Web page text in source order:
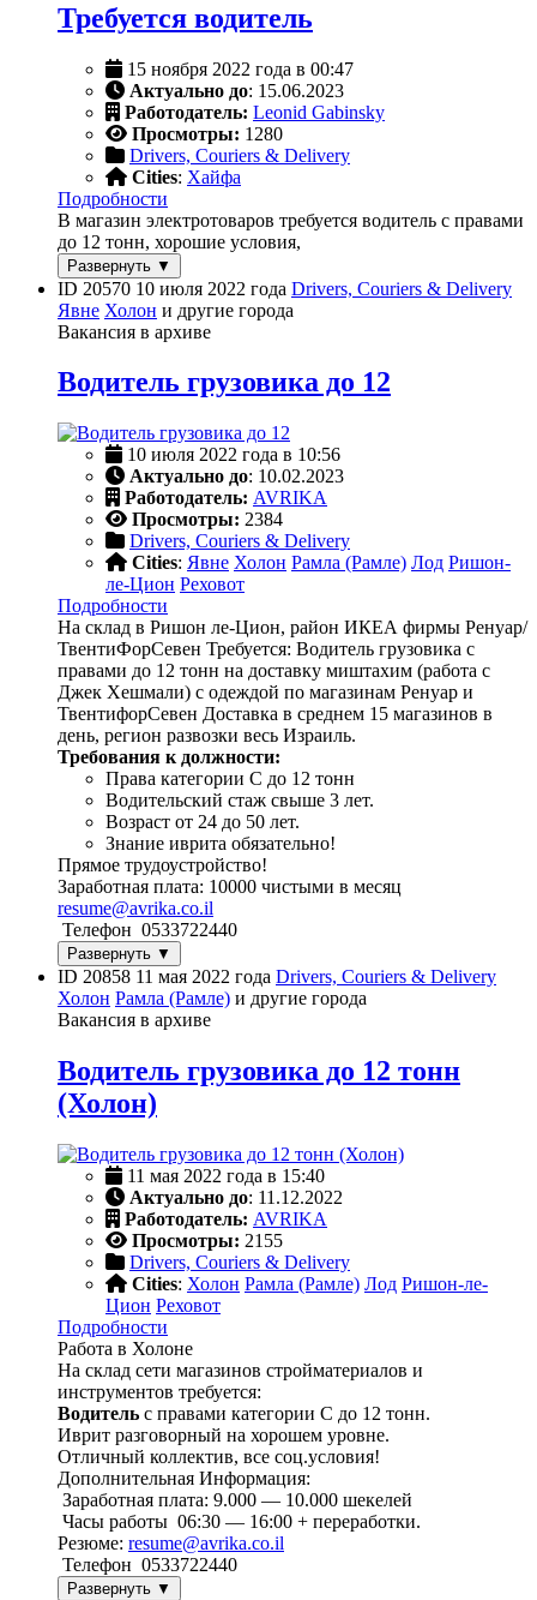
Требуется водитель
15 ноября 2022 года в 00:47
Актуально до: 15.06.2023
Работодатель: Leonid Gabinsky
Просмотры: 1280
Drivers, Couriers & Delivery
Cities: Хайфа
Подробности
В магазин электротоваров требуется водитель с правами
до 12 тонн, хорошие условия,
Развернуть ▼
ID 20570 10 июля 2022 года Drivers, Couriers & Delivery
Явне Холон и другие города
Вакансия в архиве
Водитель грузовика до 12
10 июля 2022 года в 10:56
Актуально до: 10.02.2023
Работодатель: AVRIKA
Просмотры: 2384
Drivers, Couriers & Delivery
Cities: Явне Холон Рамла (Рамле) Лод Ришон-
ле-Цион Реховот
Подробности
На склад в Ришон ле-Цион, район ИКЕА фирмы Ренуар/
ТвентиФорСевен Требуется: Водитель грузовика с
правами до 12 тонн на доставку миштахим (работа с
Джек Хешмали) с одеждой по магазинам Ренуар и
ТвентифорСевен Доставка в среднем 15 магазинов в
день, регион развозки весь Израиль.
Требования к должности:
Права категории С до 12 тонн
Водительский стаж свыше 3 лет.
Возраст от 24 до 50 лет.
Знание иврита обязательно!
Прямое трудоустройство!
Заработная плата: 10000 чистыми в месяц
resume@avrika.co.il
Телефон 0533722440
Развернуть ▼
ID 20858 11 мая 2022 года Drivers, Couriers & Delivery
Холон Рамла (Рамле) и другие города
Вакансия в архиве
Водитель грузовика до 12 тонн
(Холон)
11 мая 2022 года в 15:40
Актуально до: 11.12.2022
Работодатель: AVRIKA
Просмотры: 2155
Drivers, Couriers & Delivery
Cities: Холон Рамла (Рамле) Лод Ришон-ле-
Цион Реховот
Подробности
Работа в Холоне
На склад сети магазинов стройматериалов и
инструментов требуется:
Водитель с правами категории С до 12 тонн.
Иврит разговорный на хорошем уровне.
Отличный коллектив, все соц.условия!
Дополнительная Информация:
Заработная плата: 9.000 — 10.000 шекелей
Часы работы 06:30 — 16:00 + переработки.
Резюме: resume@avrika.co.il
Телефон 0533722440
Развернуть ▼